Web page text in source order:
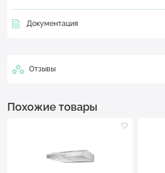
Документация
Отзывы
Похожие товары